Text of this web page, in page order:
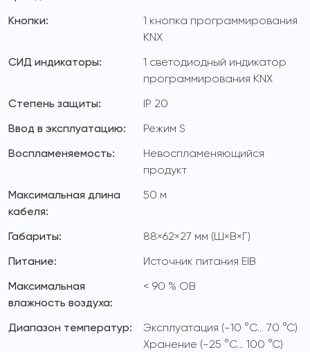
Кнопки:
1 кнопка программирования
KNX
СИД индикаторы:
1 светодиодный индикатор
программирования KNX
Степень защиты:
IP 20
Ввод в эксплуатацию:
Режим S
Воспламеняемость:
Невоспламеняющийся
продукт
Максимальная длина
кабеля:
50 м
Габариты:
88×62×27 мм (Ш×В×Г)
Питание:
Источник питания EIB
Максимальная
влажность воздуха:
< 90 % ОВ
Диапазон температур:
Эксплуатация (-10 °C… 70 °C)
Хранение (-25 °C… 100 °C)